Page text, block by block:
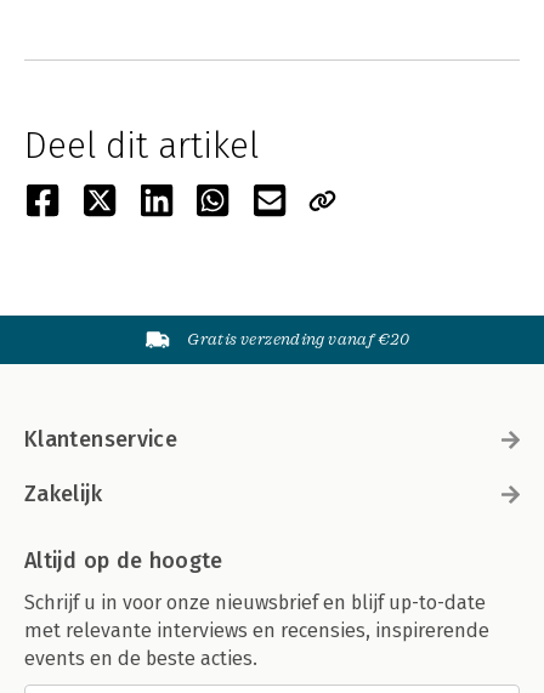
Deel dit artikel
Gratis verzending vanaf €20
Klantenservice
Zakelijk
Altijd op de hoogte
Schrijf u in voor onze nieuwsbrief en blijf up-to-date
met relevante interviews en recensies, inspirerende
events en de beste acties.